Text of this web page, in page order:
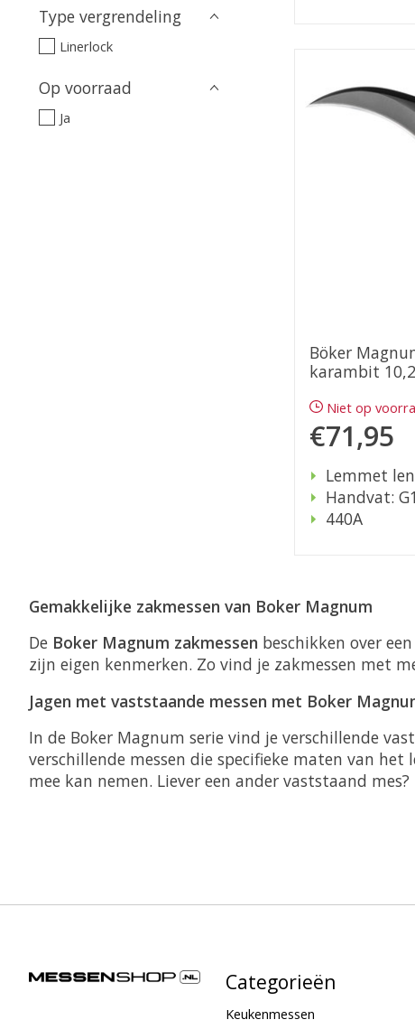
Type vergrendeling
Linerlock
Op voorraad
Ja
Böker
karambit
Niet op
€71,95
Lemmet
Handvat:
440A
Gemakkelijke zakmessen van Boker Magnum
De Boker Magnum zakmessen beschikken over
zijn eigen kenmerken. Zo vind je zakmessen met
Jagen met vaststaande messen met Boker
In de Boker Magnum serie vind je verschillende
verschillende messen die specifieke maten van
mee kan nemen. Liever een ander vaststaand
Categorieën
Keukenmessen